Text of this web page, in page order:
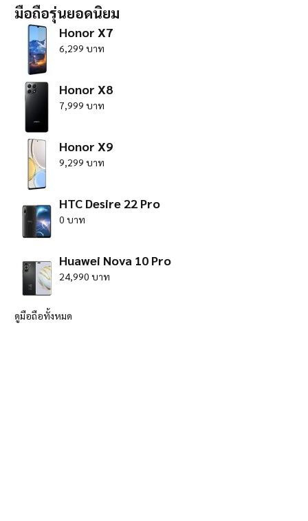
มือถือรุ่นยอดนิยม
Honor X7
6,299 บาท
Honor X8
7,999 บาท
Honor X9
9,299 บาท
HTC Desire 22 Pro
0 บาท
Huawei Nova 10 Pro
24,990 บาท
ดูมือถือทั้งหมด